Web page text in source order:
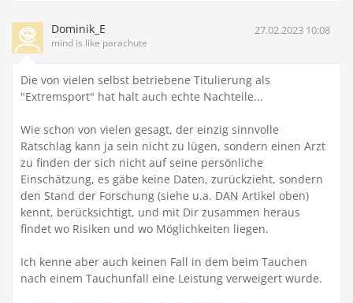
Dominik_E
mind is like parachute
27.02.2023 10:08
Die von vielen selbst betriebene Titulierung als
"Extremsport" hat halt auch echte Nachteile...
Wie schon von vielen gesagt, der einzig sinnvolle
Ratschlag kann ja sein nicht zu lügen, sondern einen Arzt
zu finden der sich nicht auf seine persönliche
Einschätzung, es gäbe keine Daten, zurückzieht, sondern
den Stand der Forschung (siehe u.a. DAN Artikel oben)
kennt, berücksichtigt, und mit Dir zusammen heraus
findet wo Risiken und wo Möglichkeiten liegen.
Ich kenne aber auch keinen Fall in dem beim Tauchen
nach einem Tauchunfall eine Leistung verweigert wurde.